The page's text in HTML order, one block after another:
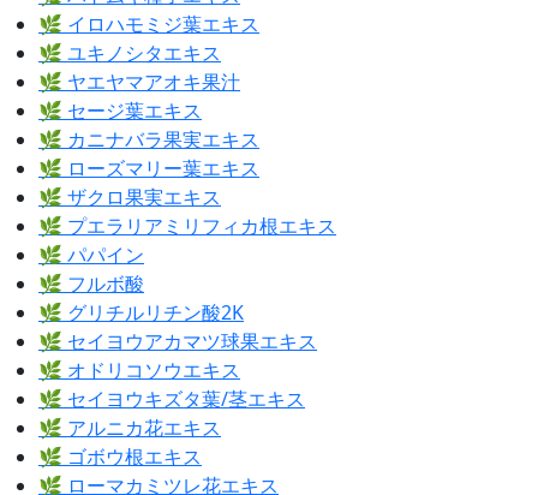
🌿 イロハモミジ葉エキス
🌿 ユキノシタエキス
🌿 ヤエヤマアオキ果汁
🌿 セージ葉エキス
🌿 カニナバラ果実エキス
🌿 ローズマリー葉エキス
🌿 ザクロ果実エキス
🌿 プエラリアミリフィカ根エキス
🌿 パパイン
🌿 フルボ酸
🌿 グリチルリチン酸2K
🌿 セイヨウアカマツ球果エキス
🌿 オドリコソウエキス
🌿 セイヨウキズタ葉/茎エキス
🌿 アルニカ花エキス
🌿 ゴボウ根エキス
🌿 ローマカミツレ花エキス